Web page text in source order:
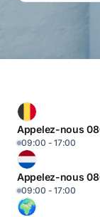
Appelez-nous
09:00 - 17:00
Appelez-nous
09:00 - 17:00